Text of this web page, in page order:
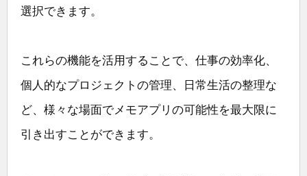
選択できます。
これらの機能を活用することで、仕事の効率化、
個人的なプロジェクトの管理、日常生活の整理な
ど、様々な場面でメモアプリの可能性を最大限に
引き出すことができます。